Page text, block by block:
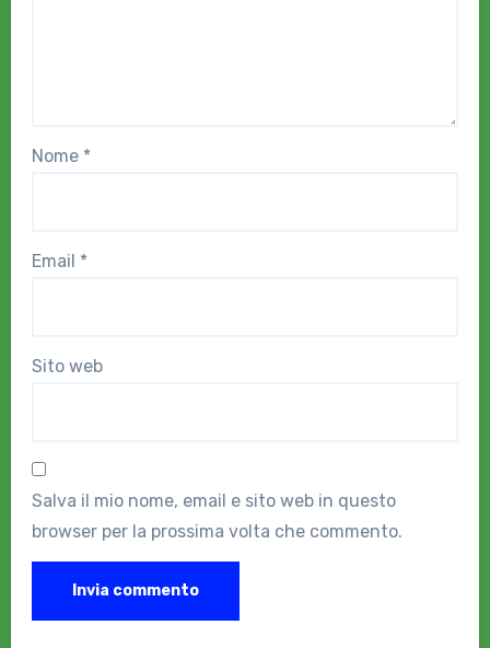
Nome *
Email *
Sito web
Salva il mio nome, email e sito web in questo
browser per la prossima volta che commento.